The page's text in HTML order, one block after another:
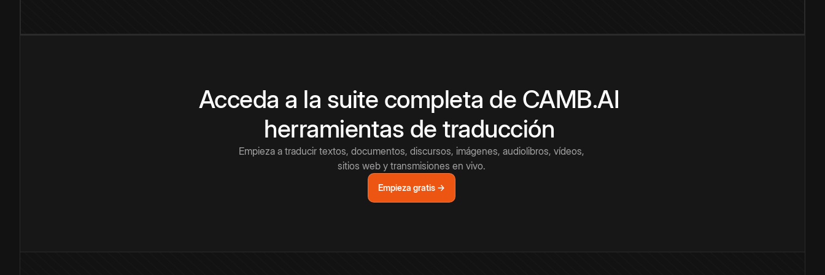
Acceda a la suite completa de CAMB.AI
herramientas de traducción
Empieza a traducir textos, documentos, discursos, imágenes, audiolibros, vídeos,
sitios web y transmisiones en vivo.
Empieza gratis →